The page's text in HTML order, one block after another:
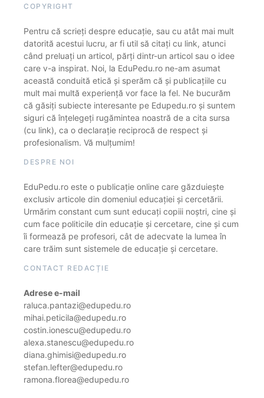
COPYRIGHT
Pentru că scrieți despre educație, sau cu atât mai mult
datorită acestui lucru, ar fi util să citați cu link, atunci
când preluați un articol, părți dintr-un articol sau o idee
care v-a inspirat. Noi, la EduPedu.ro ne-am asumat
această conduită etică și sperăm că și publicațiile cu
mult mai multă experiență vor face la fel. Ne bucurăm
că găsiți subiecte interesante pe Edupedu.ro și suntem
siguri că înțelegeți rugămintea noastră de a cita sursa
(cu link), ca o declarație reciprocă de respect și
profesionalism. Vă mulțumim!
DESPRE NOI
EduPedu.ro este o publicație online care găzduiește
exclusiv articole din domeniul educației și cercetării.
Urmărim constant cum sunt educați copiii noștri, cine și
cum face politicile din educație și cercetare, cine și cum
îi formează pe profesori, cât de adecvate la lumea în
care trăim sunt sistemele de educație și cercetare.
CONTACT REDACȚIE
Adrese e-mail
raluca.pantazi@edupedu.ro
mihai.peticila@edupedu.ro
costin.ionescu@edupedu.ro
alexa.stanescu@edupedu.ro
diana.ghimisi@edupedu.ro
stefan.lefter@edupedu.ro
ramona.florea@edupedu.ro